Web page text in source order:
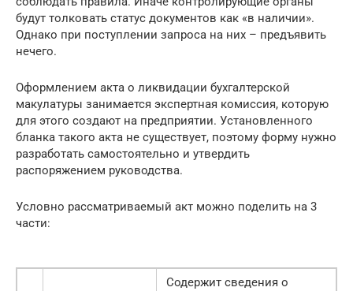
будут толковать статус документов как «в наличии».
Однако при поступлении запроса на них – предъявить
нечего.
Оформлением акта о ликвидации бухгалтерской
макулатуры занимается экспертная комиссия, которую
для этого создают на предприятии. Установленного
бланка такого акта не существует, поэтому форму нужно
разработать самостоятельно и утвердить
распоряжением руководства.
Условно рассматриваемый акт можно поделить на 3
части:
Содержит сведения о